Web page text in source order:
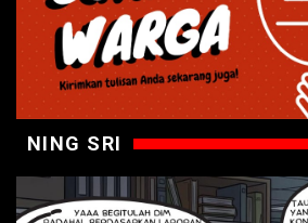
NING SRI